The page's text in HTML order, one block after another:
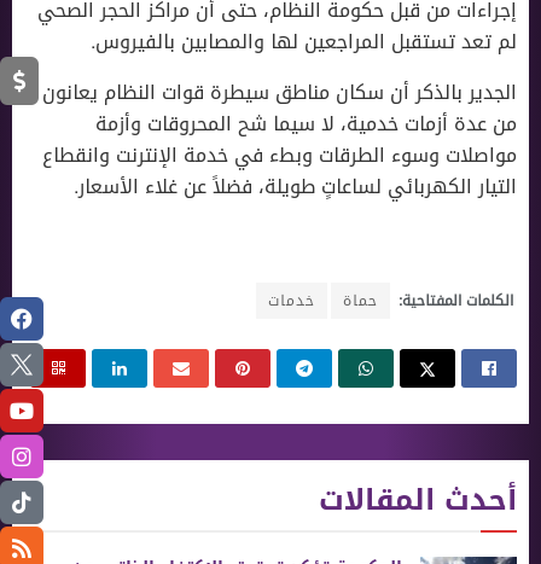
إجراءات من قبل حكومة النظام، حتى أن مراكز الحجر الصحي
لم تعد تستقبل المراجعين لها والمصابين بالفيروس.
الجدير بالذكر أن سكان مناطق سيطرة قوات النظام يعانون
من عدة أزمات خدمية، لا سيما شح المحروقات وأزمة
مواصلات وسوء الطرقات وبطء في خدمة الإنترنت وانقطاع
التيار الكهربائي لساعاتٍ طويلة، فضلاً عن غلاء الأسعار.
الكلمات المفتاحية: حماة خدمات
أحدث المقالات